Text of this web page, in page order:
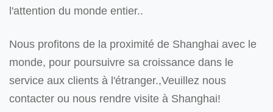
l'attention du monde entier..
Nous profitons de la proximité de Shanghai avec le
monde, pour poursuivre sa croissance dans le
service aux clients à l'étranger.,Veuillez nous
contacter ou nous rendre visite à Shanghai!